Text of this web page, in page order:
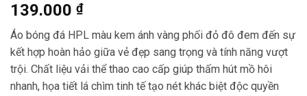
139.000 ₫
Áo bóng đá HPL màu kem ánh vàng phối đỏ đô đem đến sự
kết hợp hoàn hảo giữa vẻ đẹp sang trọng và tính năng vượt
trội. Chất liệu vải thể thao cao cấp giúp thấm hút mồ hôi
nhanh, họa tiết lá chìm tinh tế tạo nét khác biệt độc quyền